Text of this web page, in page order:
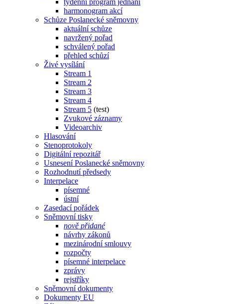
harmonogram akcí
Schůze Poslanecké sněmovny
aktuální schůze
navržený pořad
schválený pořad
přehled schůzí
Živé vysílání
Stream 1
Stream 2
Stream 3
Stream 4
Stream 5 (test)
Zvukové záznamy
Videoarchiv
Hlasování
Stenoprotokoly
Digitální repozitář
Usnesení Poslanecké sněmovny
Rozhodnutí předsedy
Interpelace
písemné
ústní
Zasedací pořádek
Sněmovní tisky
nově přidané
návrhy zákonů
mezinárodní smlouvy
rozpočty
písemné interpelace
zprávy
rejstříky
Sněmovní dokumenty
Dokumenty EU